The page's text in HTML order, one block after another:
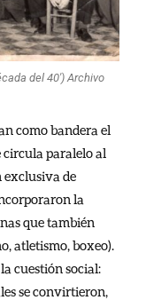
del 40′) Archivo
como bandera el
paralelo al
exclusiva de
la
que también
atletismo, boxeo).
cuestión social:
se convirtieron,